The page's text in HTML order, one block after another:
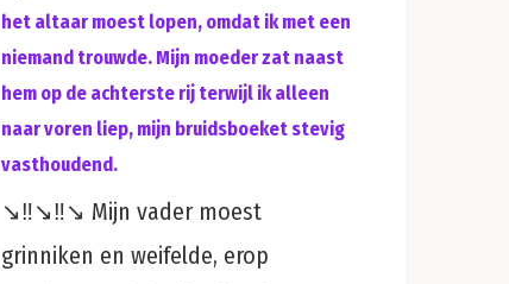
het altaar moest lopen, omdat ik met een
niemand trouwde. Mijn moeder zat naast
hem op de achterste rij terwijl ik alleen
naar voren liep, mijn bruidsboeket stevig
vasthoudend.
↘️‼️↘️‼️↘️ Mijn vader moest
grinniken en weifelde, erop